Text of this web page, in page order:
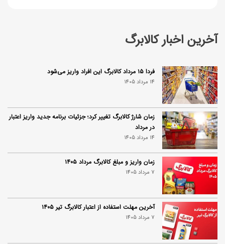
آخرین اخبار کالابرگ
فردا ۱۵ مرداد کالابرگ این افراد واریز می‌شود
14 مرداد 1405
زمان شارژ کالابرگ تغییر کرد؛ جزئیات برنامه جدید واریز اعتبار
در مرداد
14 مرداد 1405
زمان واریز و مبلغ کالابرگ مرداد ۱۴۰۵
7 مرداد 1405
آخرین مهلت استفاده از اعتبار کالابرگ تیر ۱۴۰۵
7 مرداد 1405